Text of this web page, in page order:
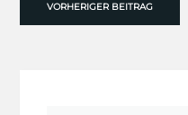
VORHERIGER BEITRAG